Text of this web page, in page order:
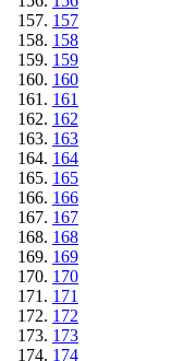
157
158
159
160
161
162
163
164
165
166
167
168
169
170
171
172
173
174